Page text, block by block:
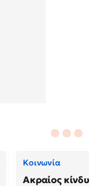
Κοινωνία
Ακραίος